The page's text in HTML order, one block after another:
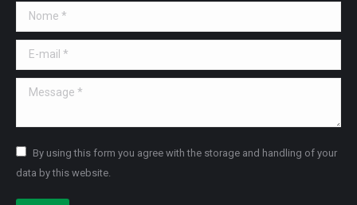
Nome *
E-mail *
Message *
By using this form you agree with the storage and handling of your
data by this website.